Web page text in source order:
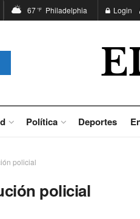
67°F Philadelphia Login
Política Deportes
policial
policial